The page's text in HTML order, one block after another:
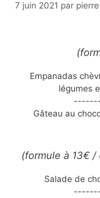
7 juin 2021 par
Empanadas
légumes
Gâteau au
(formule à 13€ /
Salade de